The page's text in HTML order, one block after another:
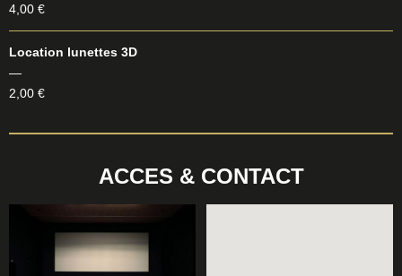
4,00 €
Location lunettes 3D
—
2,00 €
ACCES & CONTACT